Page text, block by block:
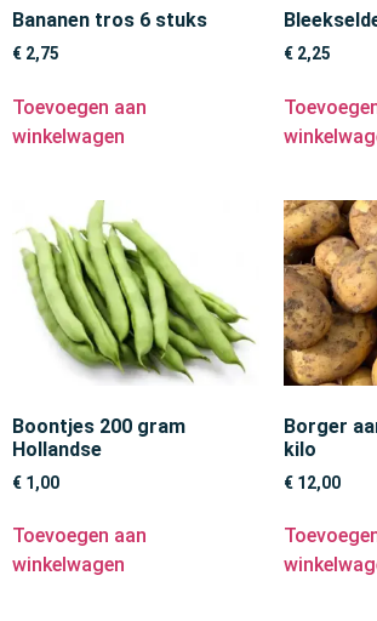
Bananen tros 6 stuks
€ 2,75
Toevoegen aan
winkelwagen
€ 2,25
Boontjes 200 gram
Hollandse
€ 1,00
Toevoegen aan
winkelwagen
Borger
kilo
€ 12,00